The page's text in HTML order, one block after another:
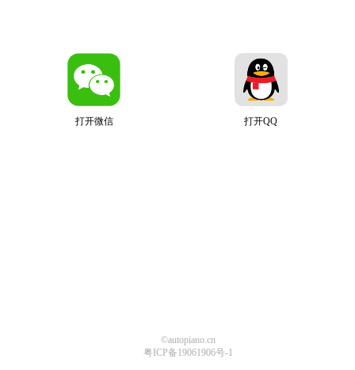
打开微信 打开QQ
©autopiano.cn
粤ICP备19061906号-1